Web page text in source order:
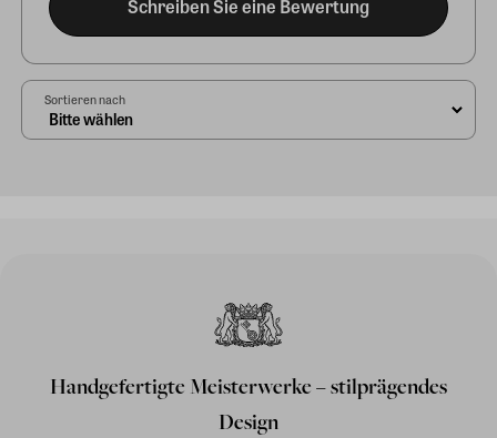
Schreiben Sie eine Bewertung
Sortieren nach
Handgefertigte Meisterwerke – stilprägendes
Design